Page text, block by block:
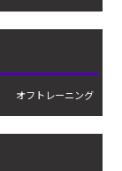
オフトレーニング